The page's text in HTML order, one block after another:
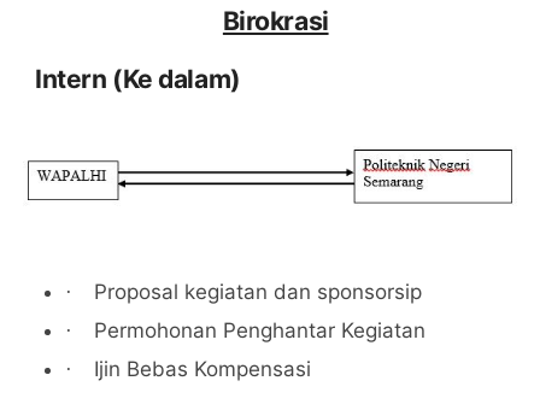
Birokrasi
Intern (Ke dalam)
· Proposal kegiatan dan sponsorsip
· Permohonan Penghantar Kegiatan
· Ijin Bebas Kompensasi